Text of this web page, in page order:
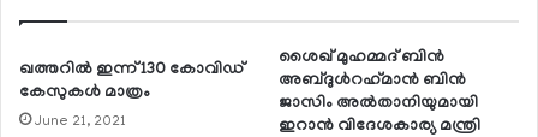
ഖത്തറില്‍ ഇന്ന് 130 കോവിഡ്
കേസുകള്‍ മാത്രം
June 21, 2021
ശൈഖ് മുഹമ്മദ് ബിന്‍
അബ്ദുള്‍റഹ്‌മാന്‍ ബിന്‍
ജാസിം അല്‍താനിയുമായി
ഇറാന്‍ വിദേശകാര്യ മന്ത്രി